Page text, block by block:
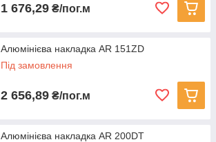
1 676,29 ₴/пог.м
Алюмінієва накладка AR 151ZD
Під замовлення
2 656,89 ₴/пог.м
Алюмінієва накладка AR 200DT